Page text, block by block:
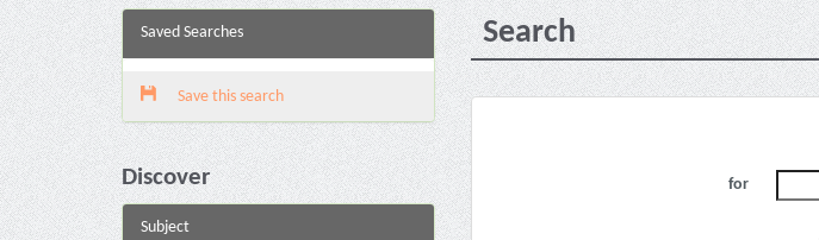
Saved Searches
Save this search
Discover
Subject
Search
for